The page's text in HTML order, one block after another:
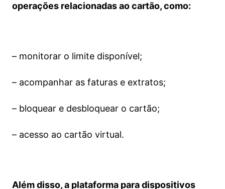
operações relacionadas ao cartão, como:
– monitorar o limite disponível;
– acompanhar as faturas e extratos;
– bloquear e desbloquear o cartão;
– acesso ao cartão virtual.
Além disso, a plataforma para dispositivos